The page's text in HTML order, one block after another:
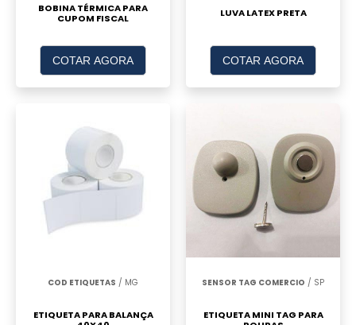
BOBINA TÉRMICA PARA
CUPOM FISCAL
COTAR AGORA
LUVA LATEX PRETA
COTAR AGORA
COD ETIQUETAS / MG
ETIQUETA PARA BALANÇA
SENSOR TAG COMERCIO / SP
ETIQUETA MINI TAG PARA